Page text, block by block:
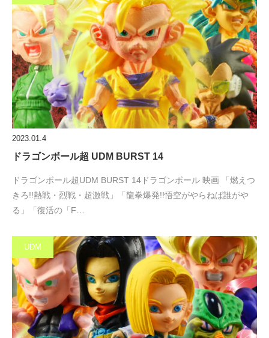
2023.01.4
ドラゴンボール超 UDM BURST 14
ドラゴンボール超UDM BURST 14ドラゴンボール 映画 「燃えつ
きろ!!熱戦・烈戦・超激戦」「龍拳爆発!!悟空がやらねば誰がや
る」「復活の「F…
UDM